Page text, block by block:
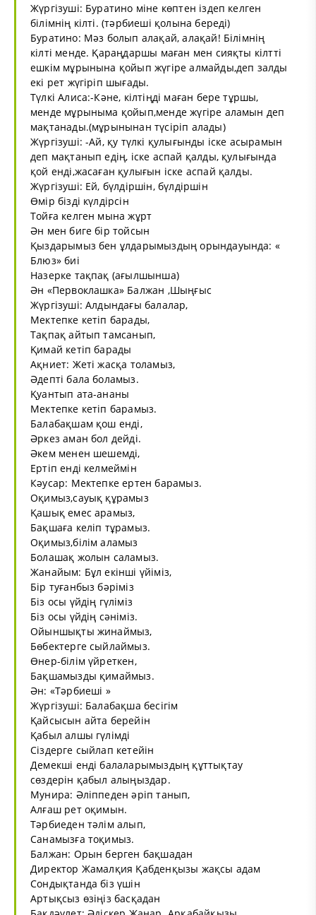
Жүргізуші: Буратино міне көптен іздеп келген
білімнің кілті. (тәрбиеші қолына береді)
Буратино: Мәз болып алақай, алақай! Білімнің
кілті менде. Қараңдаршы маған мен сияқты кілтті
ешкім мұрынына қойып жүгіре алмайды,деп залды
екі рет жүгіріп шығады.
Түлкі Алиса:-Кәне, кілтіңді маған бере тұршы,
менде мұрыныма қойып,менде жүгіре аламын деп
мақтанады.(мұрынынан түсіріп алады)
Жүргізуші: -Ай, қу түлкі қулығынды іске асырамын
деп мақтанып едің, іске аспай қалды, қулығында
қой енді,жасаған қулығын іске аспай қалды.
Жүргізуші: Ей, бүлдіршін, бүлдіршін
Өмір бізді күлдірсін
Тойға келген мына жұрт
Ән мен биге бір тойсын
Қыздарымыз бен ұлдарымыздың орындауында: «
Блюз» биі
Назерке тақпақ (ағылшынша)
Ән «Первоклашка» Балжан ,Шыңғыс
Жүргізуші: Алдындағы балалар,
Мектепке кетіп барады,
Тақпақ айтып тамсанып,
Қимай кетіп барады
Ақниет: Жеті жасқа толамыз,
Әдепті бала боламыз.
Қуантып ата-ананы
Мектепке кетіп барамыз.
Балабақшам қош енді,
Әркез аман бол дейді.
Әкем менен шешемді,
Ертіп енді келмеймін
Кәусар: Мектепке ертен барамыз.
Оқимыз,сауық құрамыз
Қашық емес арамыз,
Бақшаға келіп тұрамыз.
Оқимыз,білім аламыз
Болашақ жолын саламыз.
Жанайым: Бұл екінші үйіміз,
Бір туғанбыз бәріміз
Біз осы үйдің гүліміз
Біз осы үйдің сәніміз.
Ойыншықты жинаймыз,
Бөбектерге сыйлаймыз.
Өнер-білім үйреткен,
Бақшамызды қимаймыз.
Ән: «Тәрбиеші »
Жүргізуші: Балабақша бесігім
Қайсысын айта берейін
Қабыл алшы гүлімді
Сіздерге сыйлап кетейін
Демекші енді балаларымыздың құттықтау
сөздерін қабыл алыңыздар.
Мунира: Әліппеден әріп танып,
Алғаш рет оқимын.
Тәрбиеден тәлім алып,
Санамызға тоқимыз.
Балжан: Орын берген бақшадан
Директор Жамалқия Қабденқызы жақсы адам
Сондықтанда біз үшін
Артықсыз өзіңіз басқадан